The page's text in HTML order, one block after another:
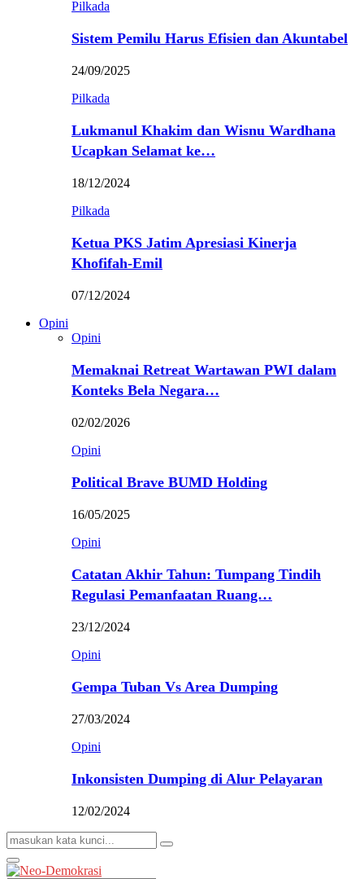
Pilkada
Sistem Pemilu Harus Efisien dan Akuntabel
24/09/2025
Pilkada
Lukmanul Khakim dan Wisnu Wardhana
Ucapkan Selamat ke…
18/12/2024
Pilkada
Ketua PKS Jatim Apresiasi Kinerja
Khofifah-Emil
07/12/2024
Opini
Opini
Memaknai Retreat Wartawan PWI dalam
Konteks Bela Negara…
02/02/2026
Opini
Political Brave BUMD Holding
16/05/2025
Opini
Catatan Akhir Tahun: Tumpang Tindih
Regulasi Pemanfaatan Ruang…
23/12/2024
Opini
Gempa Tuban Vs Area Dumping
27/03/2024
Opini
Inkonsisten Dumping di Alur Pelayaran
12/02/2024
Search
for:
Search
Primary